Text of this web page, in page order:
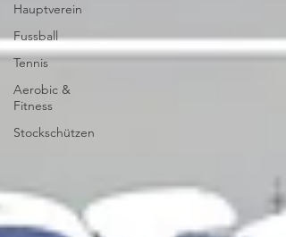
Hauptverein
Fussball
Tennis
Aerobic &
Fitness
Stockschützen